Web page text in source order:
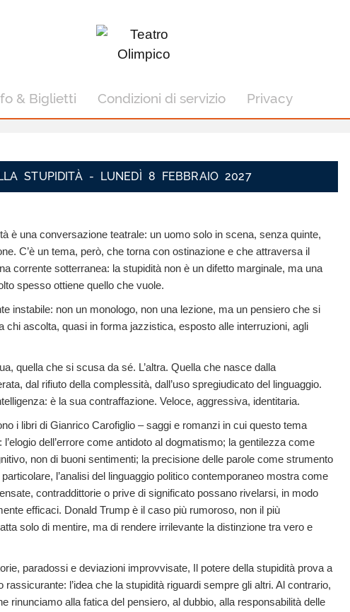
& Biglietti Condizioni di servizio Privacy
STUPIDITÀ - LUNEDÌ 8 FEBBRAIO 2027
è una conversazione teatrale: un uomo solo in scena, senza quinte,
C’è un tema, però, che torna con ostinazione e che attraversa il
corrente sotterranea: la stupidità non è un difetto marginale, ma una
spesso ottiene quello che vuole.
instabile: non un monologo, non una lezione, ma un pensiero che si
chi ascolta, quasi in forma jazzistica, esposto alle interruzioni, agli
quella che si scusa da sé. L’altra. Quella che nasce dalla
dal rifiuto della complessità, dall’uso spregiudicato del linguaggio.
è la sua contraffazione. Veloce, aggressiva, identitaria.
i libri di Gianrico Carofiglio – saggi e romanzi in cui questo tema
dell’errore come antidoto al dogmatismo; la gentilezza come
non di buoni sentimenti; la precisione delle parole come strumento
l’analisi del linguaggio politico contemporaneo mostra come
contraddittorie o prive di significato possano rivelarsi, in modo
efficaci. Donald Trump è il caso più rumoroso, non il più
solo di mentire, ma di rendere irrilevante la distinzione tra vero e
paradossi e deviazioni improvvisate, Il potere della stupidità prova a
rassicurante: l’idea che la stupidità riguardi sempre gli altri. Al contrario,
rinunciamo alla fatica del pensiero, al dubbio, alla responsabilità delle